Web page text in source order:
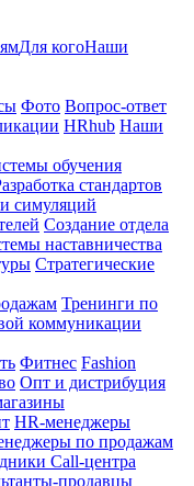
Для когоНаши
Фото Вопрос-ответ
HRhub Наши
обучения
стандартов
симуляций
Создание отдела
наставничества
Стратегические
Тренинги по
коммуникации
Фитнес Fashion
Опт и дистрибуция
HR-менеджеры
по продажам
Call-центра
продавцы